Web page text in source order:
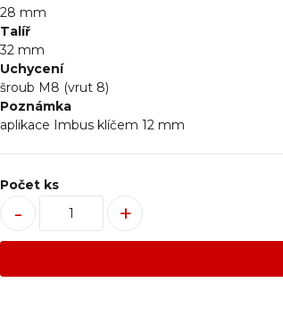
28 mm
Talíř
32 mm
Uchycení
šroub M8 (vrut 8)
Poznámka
aplikace Imbus klíčem 12 mm
Počet ks
+
-